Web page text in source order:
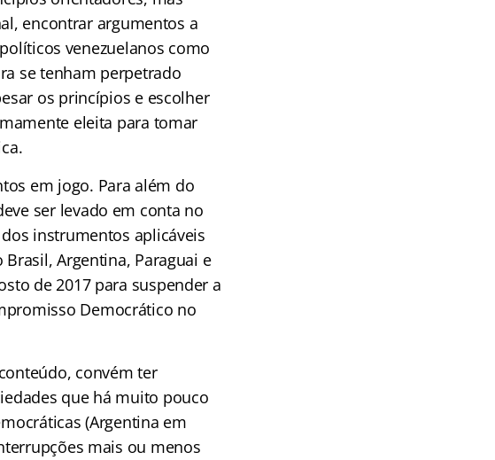
encontrar argumentos a
venezuelanos como
se tenham perpetrado
os princípios e escolher
eleita para tomar
em jogo. Para além do
ser levado em conta no
instrumentos aplicáveis
Argentina, Paraguai e
de 2017 para suspender a
Democrático no
convém ter
que há muito pouco
(Argentina em
mais ou menos